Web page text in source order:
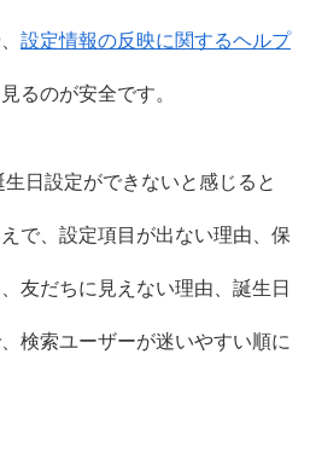
設定情報の反映に関するヘルプ
るのが安全です。
日設定ができないと感じると
で、設定項目が出ない理由、保
友だちに見えない理由、誕生日
検索ユーザーが迷いやすい順に